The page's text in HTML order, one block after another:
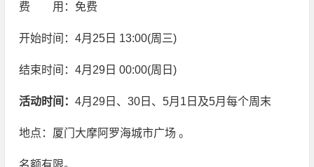
费 用：免费
开始时间：4月25日 13:00(周三)
结束时间：4月29日 00:00(周日)
活动时间： 4月29日、30日、5月1日及5月每个周末
地点：厦门大摩阿罗海城市广场 。
名额有限。